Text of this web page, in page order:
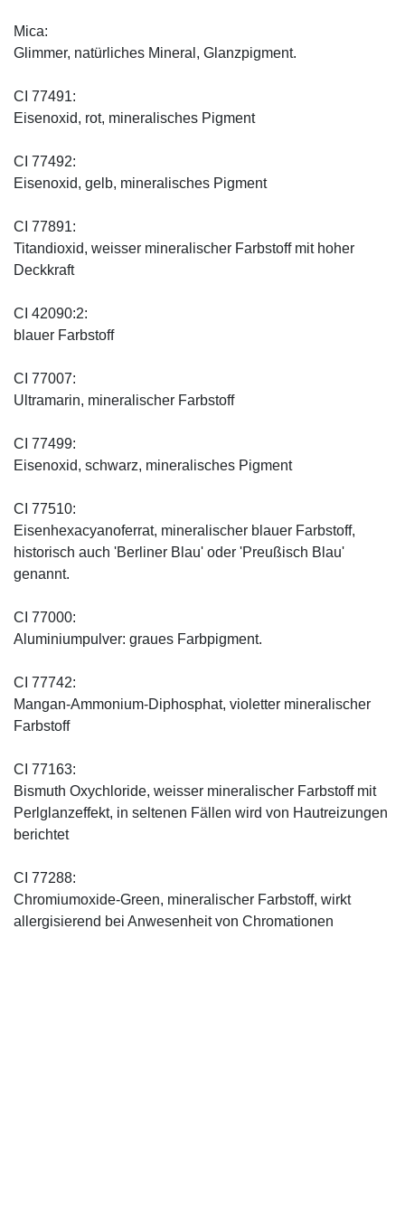
Mica:
Glimmer, natürliches Mineral, Glanzpigment.
CI 77491:
Eisenoxid, rot, mineralisches Pigment
CI 77492:
Eisenoxid, gelb, mineralisches Pigment
CI 77891:
Titandioxid, weisser mineralischer Farbstoff mit hoher
Deckkraft
CI 42090:2:
blauer Farbstoff
CI 77007:
Ultramarin, mineralischer Farbstoff
CI 77499:
Eisenoxid, schwarz, mineralisches Pigment
CI 77510:
Eisenhexacyanoferrat, mineralischer blauer Farbstoff,
historisch auch 'Berliner Blau' oder 'Preußisch Blau'
genannt.
CI 77000:
Aluminiumpulver: graues Farbpigment.
CI 77742:
Mangan-Ammonium-Diphosphat, violetter mineralischer
Farbstoff
CI 77163:
Bismuth Oxychloride, weisser mineralischer Farbstoff mit
Perlglanzeffekt, in seltenen Fällen wird von Hautreizungen
berichtet
CI 77288:
Chromiumoxide-Green, mineralischer ­Farbstoff, wirkt
allergisierend bei Anwesenheit von Chromationen